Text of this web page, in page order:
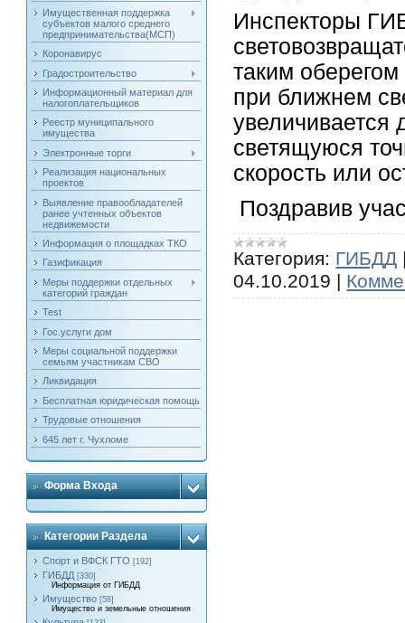
Имущественная поддержка
субъектов малого среднего
предпринимательства(МСП)
Коронавирус
Градостроительство
Информационный материал для
налогоплательщиков
Реестр муниципального
имущества
Электронные торги
Реализация национальных
проектов
Выявление правообладателей
ранее учтенных объектов
недвижемости
Информация о площадках ТКО
Газификация
Меры поддержки отдельных
категорий граждан
Test
Гос.услуги дом
Меры социальной поддержки
семьям участникам СВО
Ликвидация
Бесплатная юридическая помощь
Трудовые отношения
645 лет г. Чухломе
Форма Входа
Категории Раздела
Спорт и ВФСК ГТО [192]
ГИБДД [330]
Информация от ГИБДД
Имущество [58]
Имущество и земельные отношения
Инспекторы
таким
при ближнем
увеличивается
светящуюся
скорость или
Поздравив
Категория: ГИБДД
04.10.2019 |